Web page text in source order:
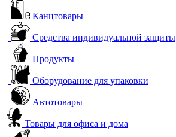
Канцтовары
Средства индивидуальной защиты
Продукты
Оборудование для упаковки
Автотовары
Товары для офиса и дома